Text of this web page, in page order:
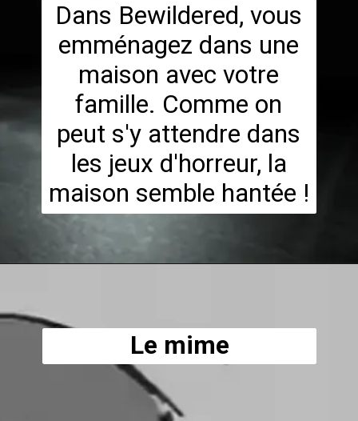
Dans Bewildered, vous
emménagez dans une
maison avec votre
famille. Comme on
peut s'y attendre dans
les jeux d'horreur, la
maison semble hantée !
Le mime